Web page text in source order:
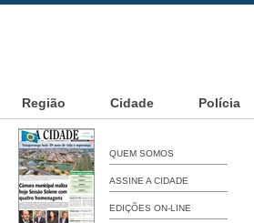
Região Cidade Polícia
QUEM SOMOS
ASSINE A CIDADE
EDIÇÕES ON-LINE